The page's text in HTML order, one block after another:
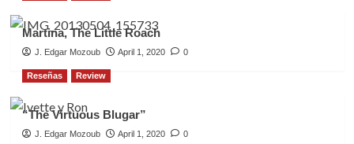
Martina, The Little Roach
J. Edgar Mozoub April 1, 2020 0
Reseñas Review
“The Virtuous Blugar”
J. Edgar Mozoub April 1, 2020 0